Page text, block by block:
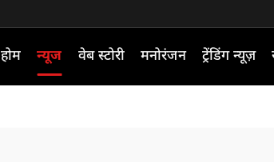
होम न्यूज वेब स्टोरी मनोरंजन ट्रेंडिंग न्यूज़